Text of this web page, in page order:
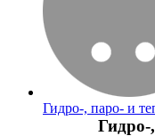
Гидро-, паро- и
Гидро-